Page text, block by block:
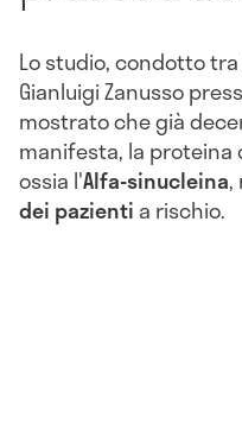
Lo studio, condotto
Gianluigi Zanusso
mostrato che già
manifesta, la proteina
ossia l'Alfa-sinucleina,
dei pazienti a rischio.